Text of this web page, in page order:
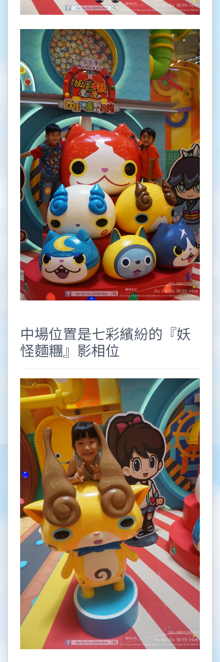
中場位置是七彩繽紛的『妖
怪麵糰』影相位